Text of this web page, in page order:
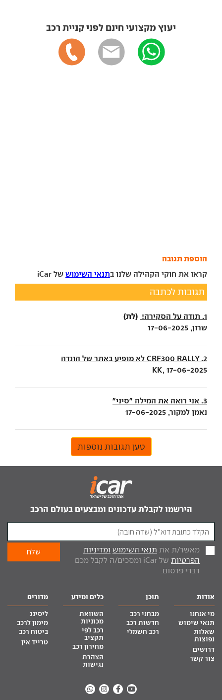
יעוץ מקצועי חינם לפני קניית רכב
הוספת תגובה
קראו את חוקי הקהילה שלנו בתנאי השימוש של iCar
תגובות לכתבה
1. תודה על הסקירה! (לת)
שרון, 17-06-2025
2. CRF300 RALLY לא מופיע באתר של הונדה
KK, 17-06-2025
3. אני רואה את המילה "סיני"
נאמן למקור, 17-06-2025
טען תגובות נוספות
הירשמו לקבלת עדכונים ומבצעים בעולם הרכב
מאשר/ת את תנאי השימוש ומדיניות
הפרטיות
של iCar ומסכים/ה לקבל מכם
דברי פרסום.
אודות
מי אנחנו
תנאי שימוש
שאלות
נפוצות
דרושים
צור קשר
תוכן
מבחני רכב
חדשות רכב
רכב חשמלי
כלים ומידע
השוואת
מכוניות
רכב לפי
תקציב
מחירון רכב
הצהרת
נגישות
מדורים
ליסינג
מימון לרכב
ביטוח רכב
טרייד אין